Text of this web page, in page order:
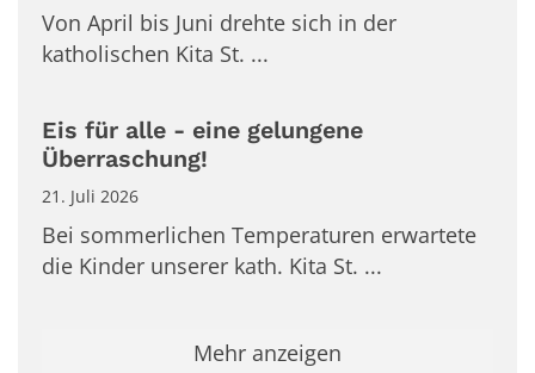
Von April bis Juni drehte sich in der
katholischen Kita St. ...
Eis für alle - eine gelungene
Überraschung!
21. Juli 2026
Bei sommerlichen Temperaturen erwartete
die Kinder unserer kath. Kita St. ...
Mehr anzeigen